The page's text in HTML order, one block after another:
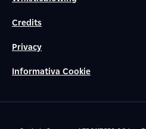
Credits
Privacy
Informativa Cookie